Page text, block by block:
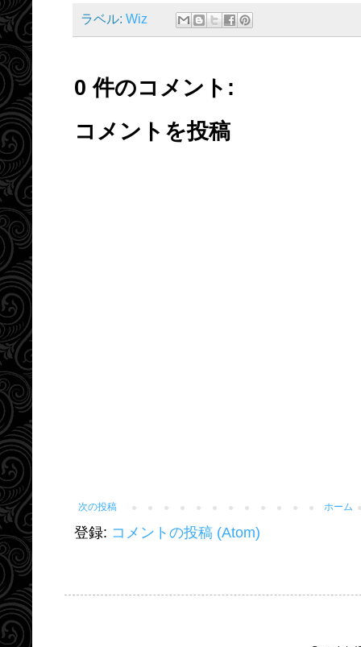
ラベル: Wiz
0 件のコメント:
コメントを投稿
次の投稿 ホーム
登録: コメントの投稿 (Atom)